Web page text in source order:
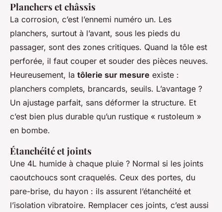
Planchers et châssis
La corrosion, c’est l’ennemi numéro un. Les
planchers, surtout à l’avant, sous les pieds du
passager, sont des zones critiques. Quand la tôle est
perforée, il faut couper et souder des pièces neuves.
Heureusement, la tôlerie sur mesure existe :
planchers complets, brancards, seuils. L’avantage ?
Un ajustage parfait, sans déformer la structure. Et
c’est bien plus durable qu’un rustique « rustoleum »
en bombe.
Étanchéité et joints
Une 4L humide à chaque pluie ? Normal si les joints
caoutchoucs sont craquelés. Ceux des portes, du
pare-brise, du hayon : ils assurent l’étanchéité et
l’isolation vibratoire. Remplacer ces joints, c’est aussi